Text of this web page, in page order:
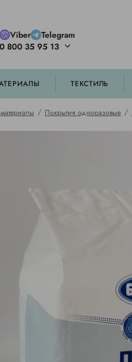
Viber
Telegram
0 800 35 95 13
ТЕКСТИЛЬ
Покрытия одноразовые